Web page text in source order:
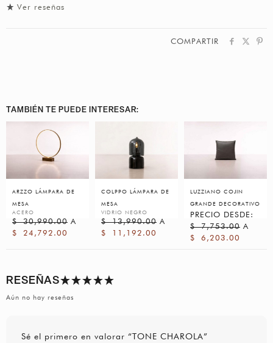
Ver reseñas
COMPARTIR
TAMBIÉN TE PUEDE INTERESAR:
ARZZO LÁMPARA DE
MESA
ACERO
$30,990.00 A
$
24,792.00
COLPPO LÁMPARA DE
MESA
VIDRIO NEGRO
$13,990.00 A
$
11,192.00
LUZZIANO COJIN
GRANDE DECORATIVO
PRECIO DESDE:
$7,753.00 A
$
6,203.00
RESEÑAS
Aún no hay reseñas
Sé el primero en valorar “TONE CHAROLA”